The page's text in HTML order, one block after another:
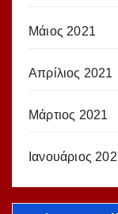
Μάιος 2021
Απρίλιος 2021
Μάρτιος 2021
Ιανουάριος